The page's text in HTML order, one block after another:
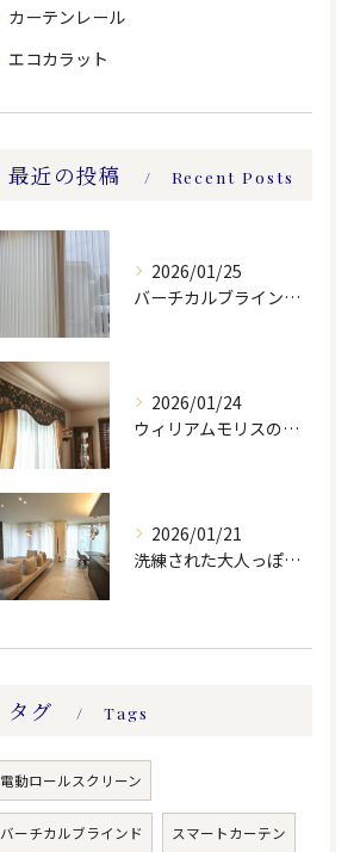
カーテンレール
エコカラット
最近の投稿 Recent Posts
2026/01/25
バーチカルブラインドのレース付きツーウェイスタイル
2026/01/24
ウィリアムモリスの生地ででバランスを製作しました。
2026/01/21
洗練された大人っぽい空間。
タグ Tags
電動ロールスクリーン
バーチカルブラインド スマートカーテン